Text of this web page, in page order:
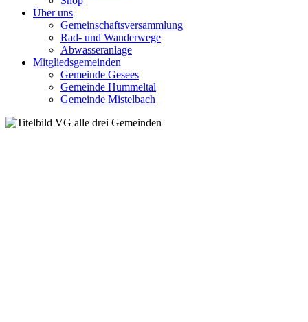
Über uns
Gemeinschaftsversammlung
Rad- und Wanderwege
Abwasseranlage
Mitgliedsgemeinden
Gemeinde Gesees
Gemeinde Hummeltal
Gemeinde Mistelbach